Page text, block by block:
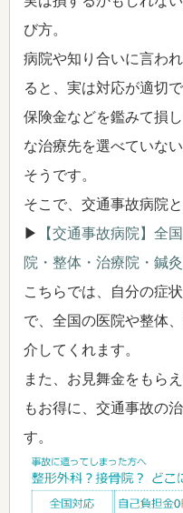
び方。
病院や知り合いに言わ
ると、実は対応が適切
保険金などを鑑みて損
な治療先を選べていな
そうです。
そこで、交通事故病院
▶
【交通事故病院】全
院・整体・治療院・鍼
こちらでは、自分の症
で、全国の医院や整体
介してくれます。
また、お見舞金をもら
もお得に、交通事故の
す。